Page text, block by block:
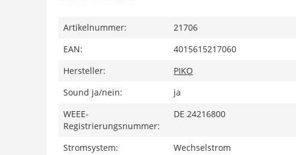
Artikelnummer:
21706
EAN:
4015615217060
Hersteller:
PIKO
Sound ja/nein:
ja
WEEE-
Registrierungsnummer:
DE 24216800
Stromsystem:
Wechselstrom